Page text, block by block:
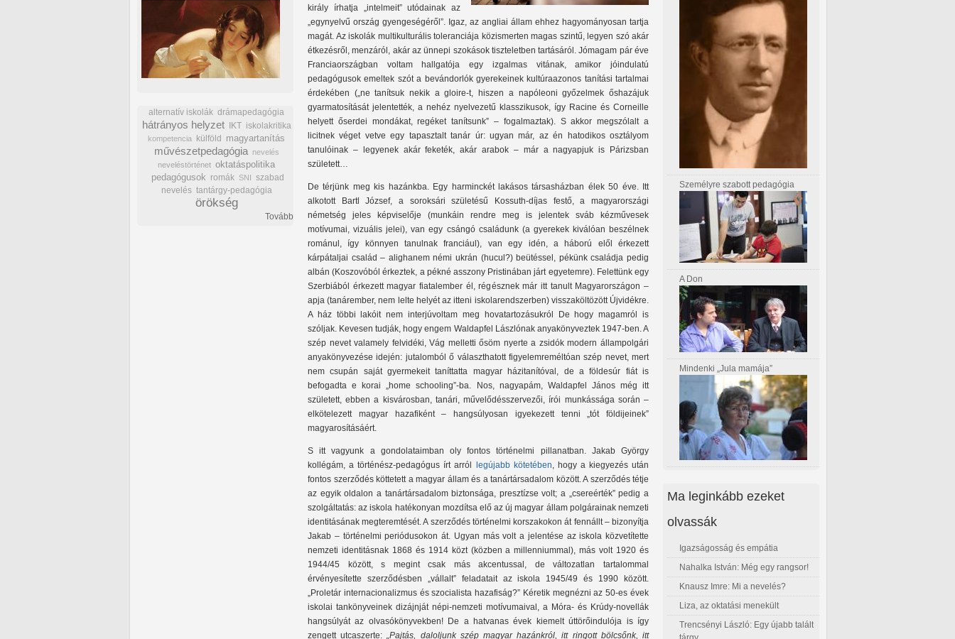
király írhatja „intelmeit” utódainak az
„egynyelvű ország gyengeségéről”. Igaz, az angliai állam ehhez hagyományosan tartja
magát. Az iskolák multikulturális toleranciája közismerten magas szintű, legyen szó akár
étkezésről, menzáról, akár az ünnepi szokások tiszteletben tartásáról. Jómagam pár éve
Franciaországban voltam hallgatója egy izgalmas vitának, amikor jóindulatú
pedagógusok emeltek szót a bevándorlók gyerekeinek kultúraazonos tanítási tartalmai
érdekében („ne tanítsuk nekik a gloire-t, hiszen a napóleoni győzelmek őshazájuk
gyarmatosítását jelentették, a nehéz nyelvezetű klasszikusok, így Racine és Corneille
helyett őserdei mondákat, regéket tanítsunk” – fogalmaztak). S akkor megszólalt a
licitnek véget vetve egy tapasztalt tanár úr: ugyan már, az én hatodikos osztályom
tanulóinak – legyenek akár feketék, akár arabok – már a nagyapjuk is Párizsban
született…
De térjünk meg kis hazánkba. Egy harminckét lakásos társasházban élek 50 éve. Itt
alkotott Bartl József, a soroksári születésű Kossuth-díjas festő, a magyarországi
németség jeles képviselője (munkáin rendre meg is jelentek sváb kézművesek
motívumai, vizuális jelei), van egy csángó családunk (a gyerekek kiválóan beszélnek
románul, így könnyen tanulnak franciául), van egy idén, a háború elől érkezett
kárpátaljai család – alighanem némi ukrán (hucul?) beütéssel, pékünk családja pedig
albán (Koszovóból érkeztek, a pékné asszony Pristinában járt egyetemre). Felettünk egy
Szerbiából érkezett magyar fiatalember él, régésznek már itt tanult Magyarországon –
apja (tanárember, nem lelte helyét az itteni iskolarendszerben) visszaköltözött Újvidékre.
A ház többi lakóit nem interjúvoltam meg hovatartozásukról De hogy magamról is
szóljak. Kevesen tudják, hogy engem Waldapfel Lászlónak anyakönyveztek 1947-ben. A
szép nevet valamely felvidéki, Vág melletti ősöm nyerte a zsidók modern állampolgári
anyakönyvezése idején: jutalomból ő választhatott figyelemreméltóan szép nevet, mert
nem csupán saját gyermekeit taníttatta magyar házitanítóval, de a földesúr fiát is
befogadta e korai „home schooling”-ba. Nos, nagyapám, Waldapfel János még itt
született, ebben a kisvárosban, tanári, művelődésszervezői, írói munkássága során –
elkötelezett magyar hazafiként – hangsúlyosan igyekezett tenni „tót földijeinek”
magyarosításáért.
S itt vagyunk a gondolataimban oly fontos történelmi pillanatban. Jakab György
kollégám, a történész-pedagógus írt arról
legújabb kötetében, hogy a kiegyezés után
fontos szerződés köttetett a magyar állam és a tanártársadalom között. A szerződés tétje
az egyik oldalon a tanártársadalom biztonsága, presztízse volt; a „csereérték” pedig a
szolgáltatás: az iskola hatékonyan mozdítsa elő az új magyar állam polgárainak nemzeti
identitásának megteremtését. A szerződés történelmi korszakokon át fennállt – bizonyítja
Jakab – történelmi periódusokon át. Ugyan más volt a jelentése az iskola közvetítette
nemzeti identitásnak 1868 és 1914 közt (közben a millenniummal), más volt 1920 és
1944/45 között, s megint csak más akcentussal, de változatlan tartalommal
érvényesítette szerződésben „vállalt” feladatait az iskola 1945/49 és 1990 között.
„Proletár internacionalizmus és szocialista hazafiság?” Kéretik megnézni az 50-es évek
iskolai tankönyveinek dizájnját népi-nemzeti motívumaival, a Móra- és Krúdy-novellák
hangsúlyát az olvasókönyvekben! De a hatvanas évek kiemelt úttörőindulója is így
zengett utcaszerte:„Pajtás, daloljunk szép magyar hazánkról, itt ringott bölcsőnk, itt
alternatív iskolák drámapedagógia
hátrányos helyzet IKT iskolakritika
kompetencia külföld magyartanítás
művészetpedagógia
nevelés
neveléstörténet oktatáspolitika
pedagógusok romák SNI szabad
nevelés tantárgy-pedagógia
örökség
Tovább
Személyre szabott pedagógia
A Don
Mindenki „Jula mamája”
Ma leginkább ezeket
olvassák
Igazságosság és empátia
Nahalka István: Még egy rangsor!
Knausz Imre: Mi a nevelés?
Liza, az oktatási menekült
Trencsényi László: Egy újabb talált